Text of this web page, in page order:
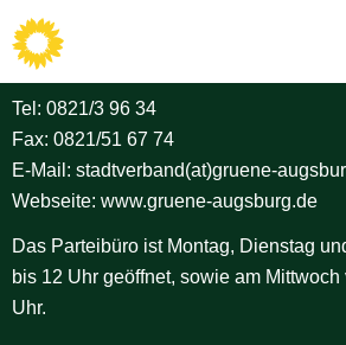
BÜNDNIS 90/DIE GRÜNEN
Stadtverband Augsburg
Tel: 0821/3 96 34
Fax: 0821/51 67 74
E-Mail: stadtverband(at)gruene-
Webseite: www.gruene-augsburg.de
Das Parteibüro ist Montag, Dienstag
bis 12 Uhr geöffnet, sowie am
Uhr.